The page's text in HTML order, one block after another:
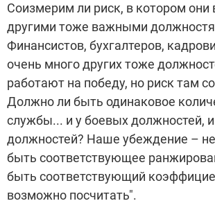
Соизмерим ли риск, в котором
другими тоже важными
Финансистов, бухгалтеров,
очень много других тоже
работают на победу, но риск там
Должно ли быть одинаковое
службы... и у боевых должностей,
должностей? Наше убеждение –
быть соответствующее
быть соответствующий
возможно посчитать".